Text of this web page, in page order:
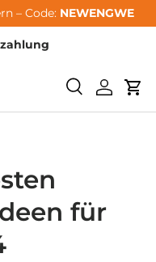
– Code: NEWENGWE
Suchen
für